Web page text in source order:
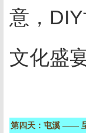
意， DIY
文化盛
第四天：屯溪 ——